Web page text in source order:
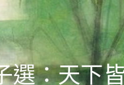
選：天下